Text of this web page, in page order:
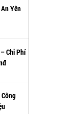
Yên
Chi Phí